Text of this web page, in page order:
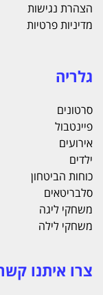
הצהרת נגישות
מדיניות פרטיות
גלריה
סרטונים
פיינטבול
אירועים
ילדים
כוחות הביטחון
סלבריטאים
משחקי ליגה
משחקי לילה
צרו איתנו